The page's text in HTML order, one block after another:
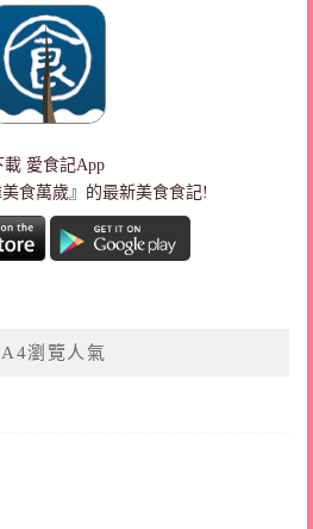
載 愛食記App
食萬歲』的最新美食食記!
瀏覽人氣